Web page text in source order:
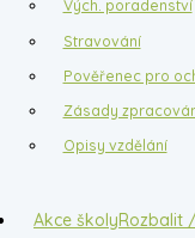
Vých. poradenství
Stravování
Pověřenec pro
Zásady
Opisy vzdělání
Akce školyRozbalit